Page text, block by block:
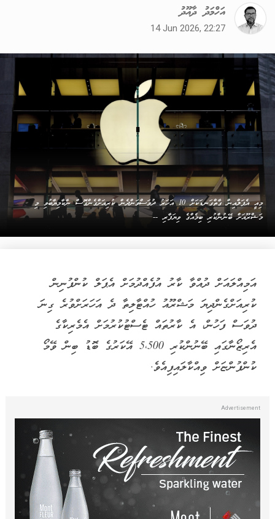
އަހްމަދު ދާއޫދު
14 Jun 2026, 22:27
މިއީ އެޕަލްއިން ގާތްގަނޑަކަށް 10 އަހަރު ދުވަސްވަންދެން ކުރިއަށްގެންގޮސް ނާކާމިޔާބުވި މި
މަޝްރޫއަށް ބޭނުންކުރި ބިމެއްގެ ވިޔަފާރި --
އަމިއްލައަށް ދުއްވާ ކާރު އުފެއްދުމަށް އެޕަލް ކުންފުނިން
ކުރިއަށްގެންދިޔަ މަޝްރޫއު ހުއްޓާލިތާ ދެ އަހަރަށްވުރެ ގިނަ
ދުވަސް ފަހުން، އެ ކާރުތައް ޓެސްޓުކުރުމަށް އެމެރިކާގެ
އެރިޒޯނާގައި ބޭނުންކުރި 5،500 އޭކަރުގެ ބޮޑު ބިން ވޭމޯ
ކުންފުންޏަށް ވިއްކާލައިފިއެވެ.